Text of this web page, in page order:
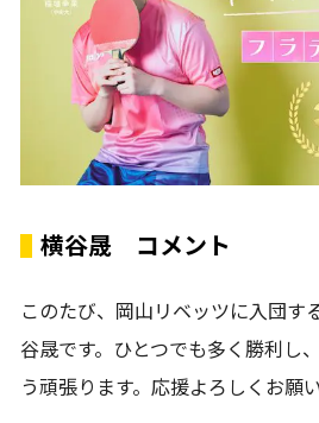
横谷晟 コメント
このたび、岡山リベッツに入団す
谷晟です。ひとつでも多く勝利し
う頑張ります。応援よろしくお願